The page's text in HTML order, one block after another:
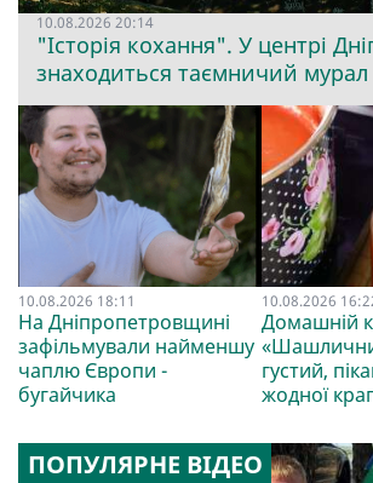
10.08.2026 20:14
"Історія кохання". У центрі
знаходиться таємничий мурал
10.08.2026 18:11
На Дніпропетровщині
зафільмували найменшу
чаплю Європи -
бугайчика
10.08.2026
Домашній
густий,
жодної
ПОПУЛЯРНЕ ВІДЕО